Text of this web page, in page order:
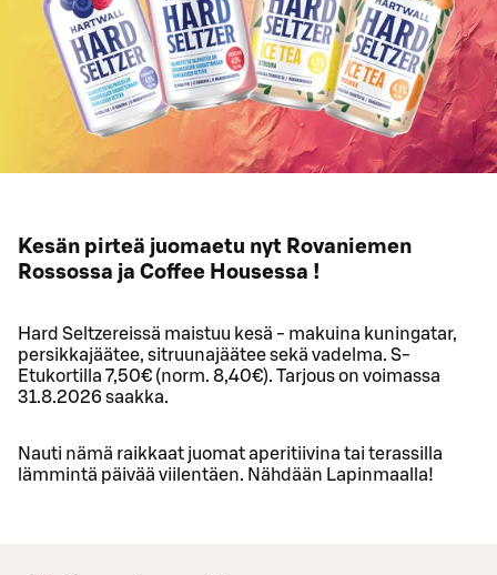
Kesän pirteä juomaetu nyt Rovaniemen
Rossossa ja Coffee Housessa !
Hard Seltzereissä maistuu kesä - makuina kuningatar,
persikkajäätee, sitruunajäätee sekä vadelma. S-
Etukortilla 7,50€ (norm. 8,40€). Tarjous on voimassa
31.8.2026 saakka.
Nauti nämä raikkaat juomat aperitiivina tai terassilla
lämmintä päivää viilentäen. Nähdään Lapinmaalla!